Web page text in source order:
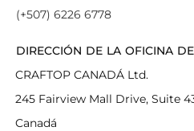
(+507) 6226 6778
DIRECCIÓN DE LA OFICINA
CRAFTOP CANADÁ Ltd.
245 Fairview Mall Drive, Suite
Canadá